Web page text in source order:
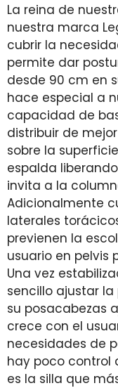
La reina de
nuestra marca
cubrir la
permite dar
desde 90 cm en
hace especial a
capacidad de
distribuir de
sobre la
espalda
invita a la
Adicionalmente
laterales
previenen la
usuario en pelvis
Una vez
sencillo ajustar
su posacabezas
crece con el
necesidades de
hay poco control
es la silla que